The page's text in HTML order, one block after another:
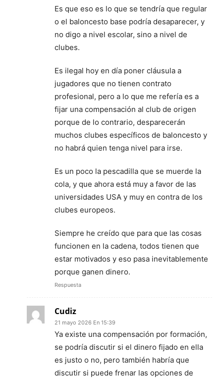
Es que eso es lo que se tendría que regular
o el baloncesto base podría desaparecer, y
no digo a nivel escolar, sino a nivel de
clubes.
Es ilegal hoy en día poner cláusula a
jugadores que no tienen contrato
profesional, pero a lo que me refería es a
fijar una compensación al club de origen
porque de lo contrario, desparecerán
muchos clubes específicos de baloncesto y
no habrá quien tenga nivel para irse.
Es un poco la pescadilla que se muerde la
cola, y que ahora está muy a favor de las
universidades USA y muy en contra de los
clubes europeos.
Siempre he creído que para que las cosas
funcionen en la cadena, todos tienen que
estar motivados y eso pasa inevitablemente
porque ganen dinero.
Respuesta
Cudiz
21 mayo 2026 En 15:39
Ya existe una compensación por formación,
se podría discutir si el dinero fijado en ella
es justo o no, pero también habría que
discutir si puede frenar las opciones de